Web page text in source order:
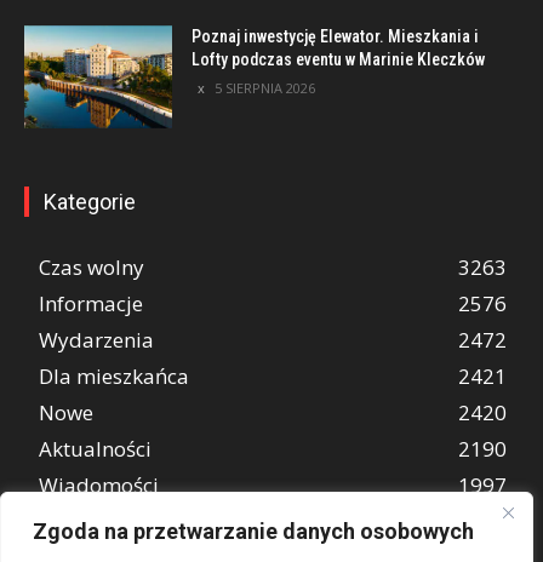
Zgoda na przetwarzanie danych osobowych
Poznaj inwestycję Elewator. Mieszkania i
Lofty podczas eventu w Marinie Kleczków
5 SIERPNIA 2026
Kategorie
Czas wolny
3263
Informacje
2576
Wydarzenia
2472
Dla mieszkańca
2421
Nowe
2420
Aktualności
2190
Wiadomości
1997
REKLAMA
849